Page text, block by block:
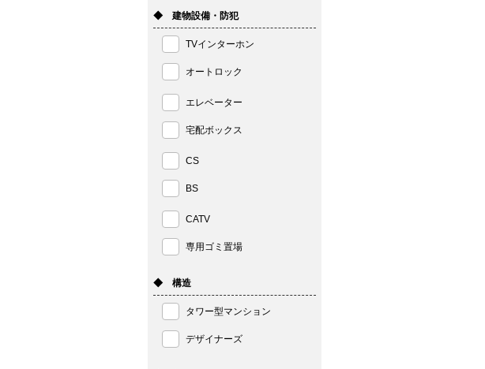
◆ 建物設備・防犯
TVインターホン
オートロック
エレベーター
宅配ボックス
CS
BS
CATV
専用ゴミ置場
◆ 構造
タワー型マンション
デザイナーズ